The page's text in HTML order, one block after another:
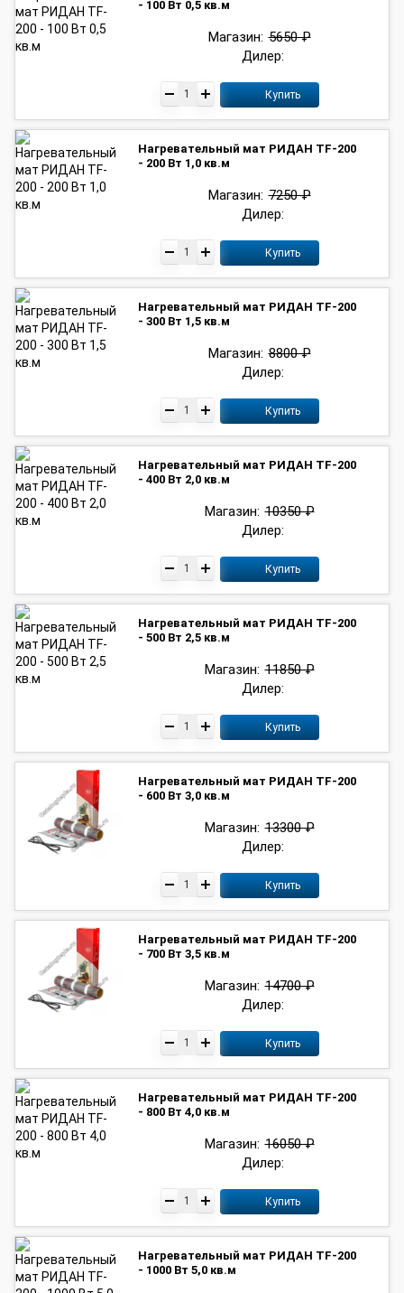
- 100 Вт 0,5 кв.м
Дилер:
Магазин: 5650 ₽
Купить
Нагревательный мат РИДАН TF-200
- 200 Вт 1,0 кв.м
Дилер:
Магазин: 7250 ₽
Купить
Нагревательный мат РИДАН TF-200
- 300 Вт 1,5 кв.м
Дилер:
Магазин: 8800 ₽
Купить
Нагревательный мат РИДАН TF-200
- 400 Вт 2,0 кв.м
Дилер:
Магазин: 10350 ₽
Купить
Нагревательный мат РИДАН TF-200
- 500 Вт 2,5 кв.м
Дилер:
Магазин: 11850 ₽
Купить
Нагревательный мат РИДАН TF-200
- 600 Вт 3,0 кв.м
Дилер:
Магазин: 13300 ₽
Купить
Нагревательный мат РИДАН TF-200
- 700 Вт 3,5 кв.м
Дилер:
Магазин: 14700 ₽
Купить
Нагревательный мат РИДАН TF-200
- 800 Вт 4,0 кв.м
Дилер:
Магазин: 16050 ₽
Купить
Нагревательный мат РИДАН TF-200
- 1000 Вт 5,0 кв.м